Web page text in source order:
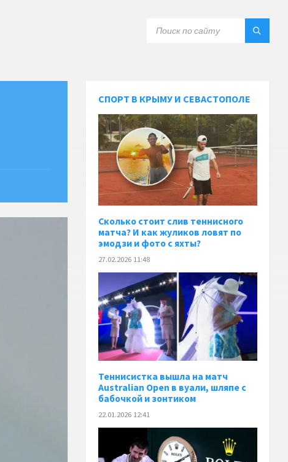
СПОРТ В КРЫМУ И СЕВАСТОПОЛЕ
Сколько стоит слив теннисного
матча? И как жуликов ловят по
эмодзи и фото с яхты?
27.02.2026 11:48
Теннисистка вышла на матч
Australian Open в вуали, шляпе с
бабочкой и зонтиком
22.01.2026 12:41